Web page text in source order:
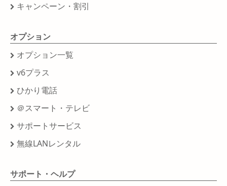
キャンペーン・割引
オプション
オプション一覧
v6プラス
ひかり電話
＠スマート・テレビ
サポートサービス
無線LANレンタル
サポート・ヘルプ